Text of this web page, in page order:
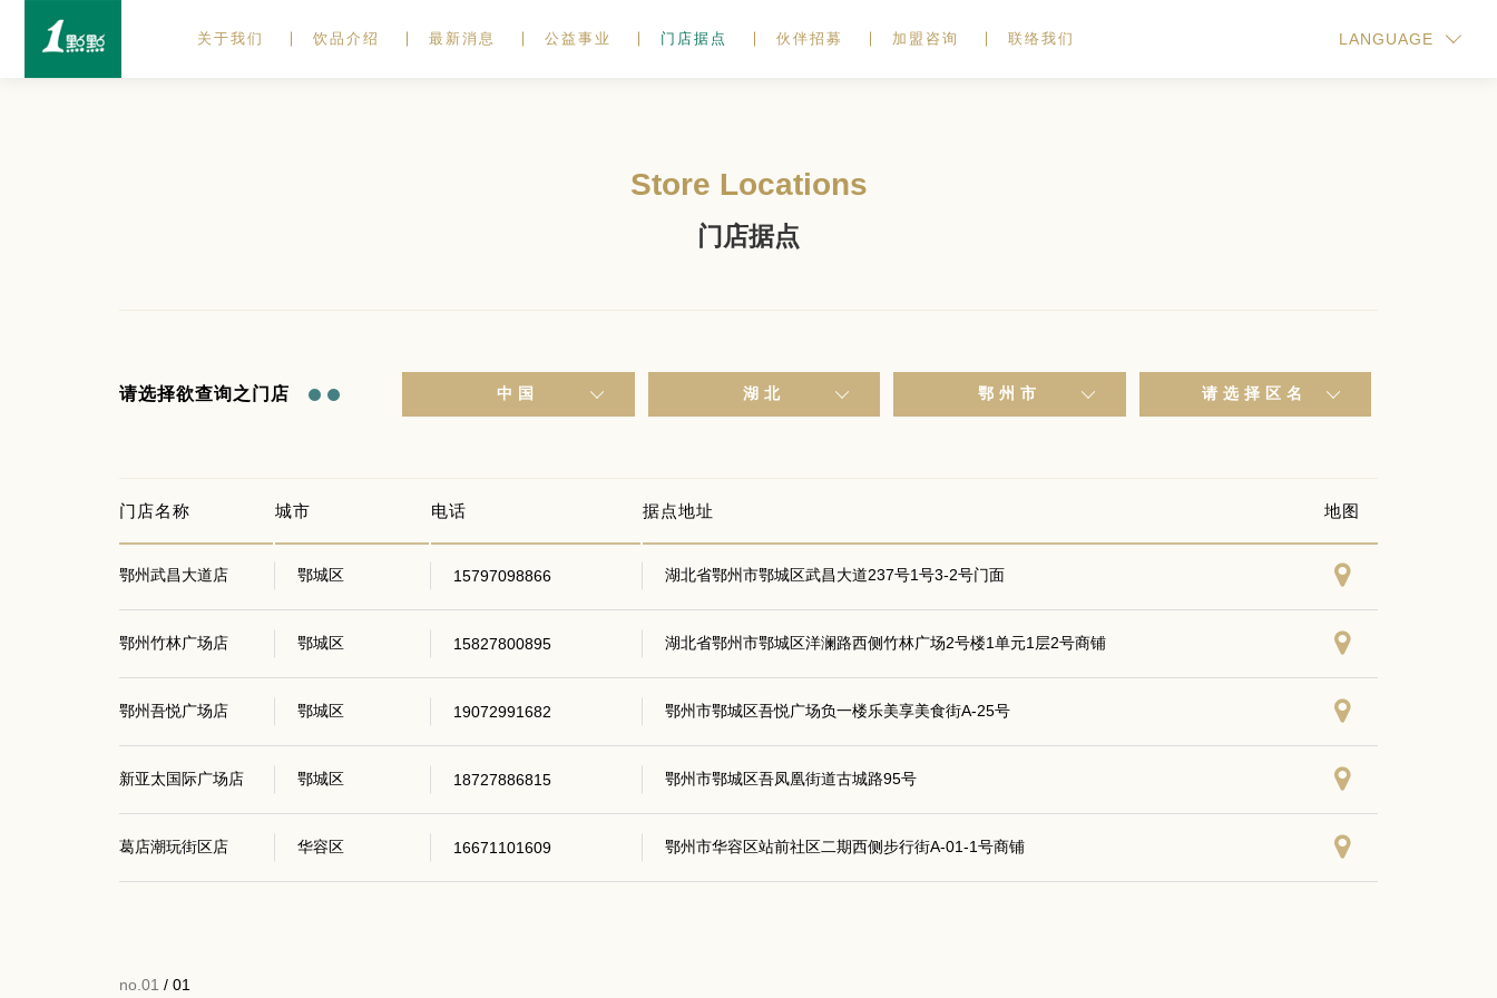
关于我们 饮品介绍 最新消息 公益事业 门店据点 伙伴招募 加盟咨询 联络我们 LANGUAGE
Store Locations
门店据点
请选择欲查询之门店 中国 湖北 鄂州市 请选择区名
门店名称 城市 电话 据点地址 地图
鄂州武昌大道店 鄂城区 15797098866 湖北省鄂州市鄂城区武昌大道237号1号3-2号门面
鄂州竹林广场店 鄂城区 15827800895 湖北省鄂州市鄂城区洋澜路西侧竹林广场2号楼1单元1层2号商铺
鄂州吾悦广场店 鄂城区 19072991682 鄂州市鄂城区吾悦广场负一楼乐美享美食街A-25号
新亚太国际广场店 鄂城区 18727886815 鄂州市鄂城区吾凤凰街道古城路95号
葛店潮玩街区店 华容区 16671101609 鄂州市华容区站前社区二期西侧步行街A-01-1号商铺
no.01 / 01